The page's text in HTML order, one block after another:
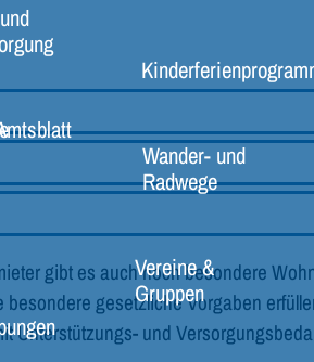
Wander- und
Radwege
Vereine &
Gruppen
gibt es auch noch besondere
gesetzliche Vorgaben
Unterstützungs- und